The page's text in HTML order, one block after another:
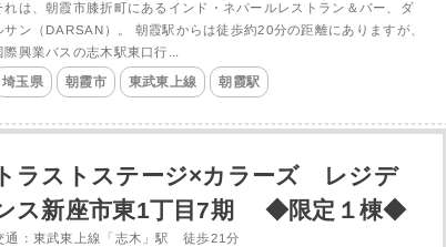
れは、朝霞市膝折町にあるインド・ネパールレストラン＆バー、ダ
サン（DARSAN）。 朝霞駅からは徒歩約20分の距離にありますが、
際興業バスの志木駅東口行...
埼玉県 朝霞市 東武東上線 朝霞駅
ラストステージ×カラーズ レジデ
ス新座市東1丁目7期 ◆限定１棟◆
通：東武東上線「志木」駅 徒歩21分